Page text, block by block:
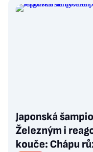
Japonská
Železným i
kouče: Chápu